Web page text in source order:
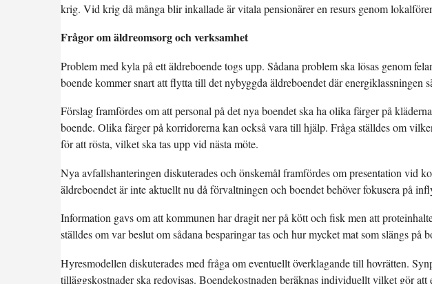
krig. Vid krig då många blir inkallade är vitala pensionärer en resurs genom
Frågor om äldreomsorg och verksamhet
Problem med kyla på ett äldreboende togs upp. Sådana problem ska lösas genom
boende kommer snart att flytta till det nybyggda äldreboendet där energiklassningen
Förslag framfördes om att personal på det nya boendet ska ha olika färger på
boende. Olika färger på korridorerna kan också vara till hjälp. Fråga ställdes om
för att rösta, vilket ska tas upp vid nästa möte.
Nya avfallshanteringen diskuterades och önskemål framfördes om presentation vid
äldreboendet är inte aktuellt nu då förvaltningen och boendet behöver fokusera på
Information gavs om att kommunen har dragit ner på kött och fisk men att
ställdes om var beslut om sådana besparingar tas och hur mycket mat som slängs på
Hyresmodellen diskuterades med fråga om eventuellt överklagande till hovrätten.
tilläggskostnader ska redovisas. Boendekostnaden beräknas individuellt vilket gör att